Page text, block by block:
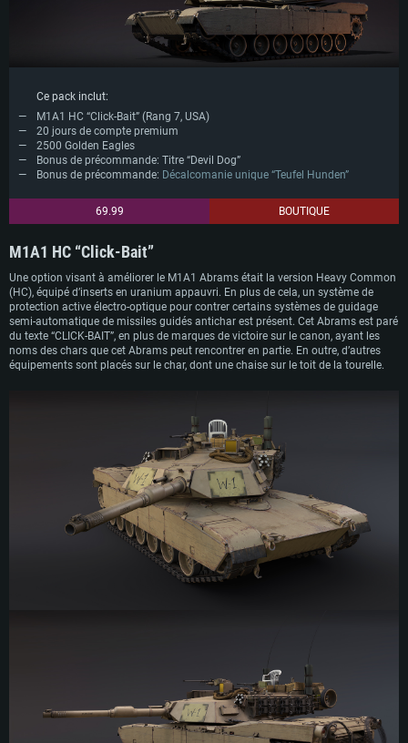
Ce pack inclut:
M1A1 HC “Click-Bait” (Rang 7, USA)
20 jours de compte premium
2500 Golden Eagles
Bonus de précommande: Titre “Devil Dog”
Bonus de précommande: Décalcomanie unique “Teufel Hunden”
69.99 BOUTIQUE
M1A1 HC “Click-Bait”
Une option visant à améliorer le M1A1 Abrams était la version Heavy Common
(HC), équipé d’inserts en uranium appauvri. En plus de cela, un système de
protection active électro-optique pour contrer certains systèmes de guidage
semi-automatique de missiles guidés antichar est présent. Cet Abrams est paré
du texte “CLICK-BAIT”, en plus de marques de victoire sur le canon, ayant les
noms des chars que cet Abrams peut rencontrer en partie. En outre, d’autres
équipements sont placés sur le char, dont une chaise sur le toit de la tourelle.